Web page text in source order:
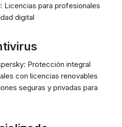
Licencias para profesionales
digital
Protección integral
con licencias renovables
seguras y privadas para